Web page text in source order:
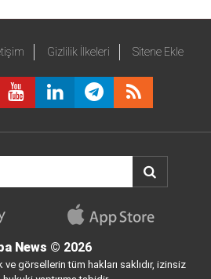
Gizlilik İlkeleri Sitene Ekle
News © 2026
görsellerin tüm hakları saklıdır, izinsiz